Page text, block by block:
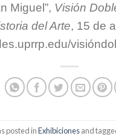
Miguel”, Visión
del Arte, 15 de
posted inExhibicionesand